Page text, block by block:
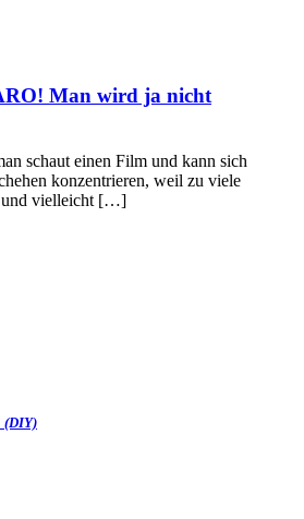
Man wird ja nicht
schaut einen Film und kann sich
konzentrieren, weil zu viele
und vielleicht […]
(DIY)